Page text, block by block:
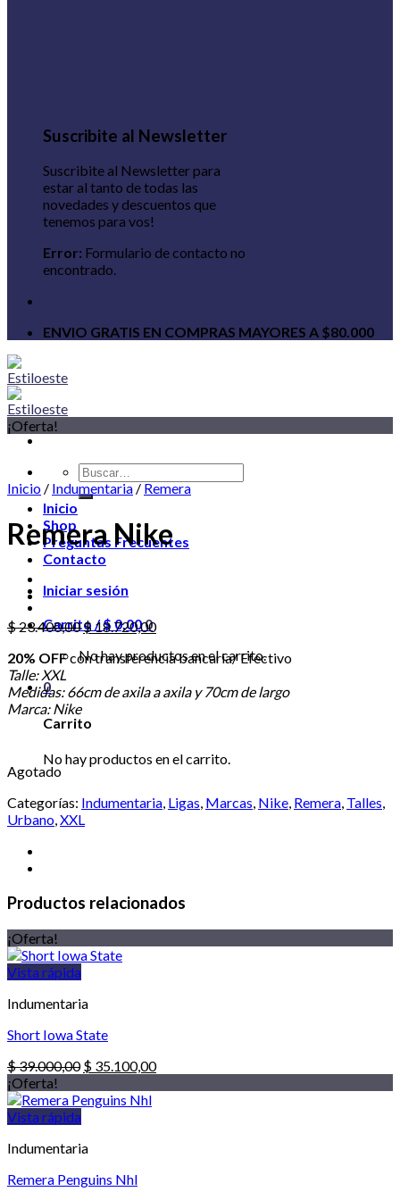
Suscribite al Newsletter
Suscribite al Newsletter para
estar al tanto de todas las
novedades y descuentos que
tenemos para vos!
Error: Formulario de contacto no
encontrado.
ENVIO GRATIS EN COMPRAS MAYORES A $80.000
Buscar
por:
Inicio
Shop
Preguntas Frecuentes
Contacto
Iniciar sesión
Carrito /$ 0,000
No hay productos en el carrito.
0
Carrito
No hay productos en el carrito.
¡Oferta!
Inicio / Indumentaria / Remera
Remera Nike
$23.400,00 El
original
$ 23.400,00.
$18.720,00El
actual
$ 18.720,00.
20% OFFcon transferencia bancaria/ Efectivo
Talle: XXL
Medidas: 66cm de axila a axila y 70cm de largo
Marca: Nike
Agotado
Categorías: Indumentaria, Ligas, Marcas, Nike, Remera, Talles,
Urbano,XXL
Productos relacionados
¡Oferta!
Vista rápida
Indumentaria
Short Iowa State
$39.000,00 El
original
$ 35.100,00El
¡Oferta!
Vista rápida
Indumentaria
Remera Penguins Nhl